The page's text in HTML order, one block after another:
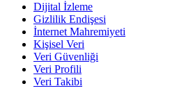
Dijital İzleme
Gizlilik Endişesi
İnternet Mahremiyeti
Kişisel Veri
Veri Güvenliği
Veri Profili
Veri Takibi